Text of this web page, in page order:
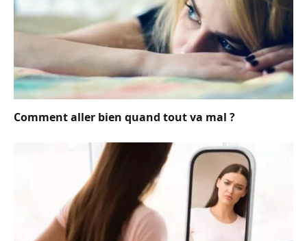
Comment aller bien quand tout va mal ?